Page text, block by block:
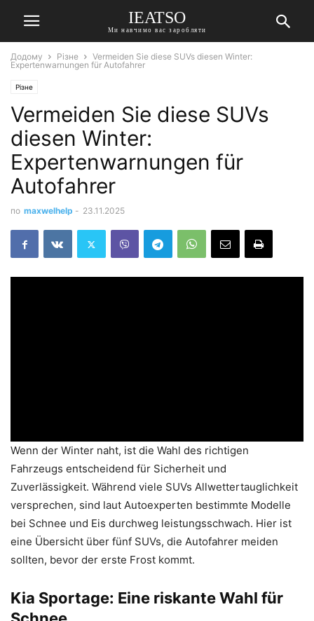
IEATSO
Ми навчимо вас заробляти
Додому Різне
Vermeiden Sie diese SUVs diesen Winter:
Expertenwarnungen für Autofahrer
Різне
Vermeiden Sie diese SUVs
diesen Winter:
Expertenwarnungen für
Autofahrer
по maxwelhelp - 23.11.2025
Wenn der Winter naht, ist die Wahl des richtigen
Fahrzeugs entscheidend für Sicherheit und
Zuverlässigkeit. Während viele SUVs Allwettertauglichkeit
versprechen, sind laut Autoexperten bestimmte Modelle
bei Schnee und Eis durchweg leistungsschwach. Hier ist
eine Übersicht über fünf SUVs, die Autofahrer meiden
sollten, bevor der erste Frost kommt.
Kia Sportage: Eine riskante Wahl für